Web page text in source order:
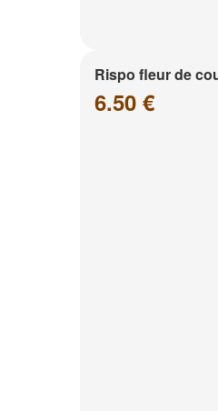
Rispo fleur de
6.50 €